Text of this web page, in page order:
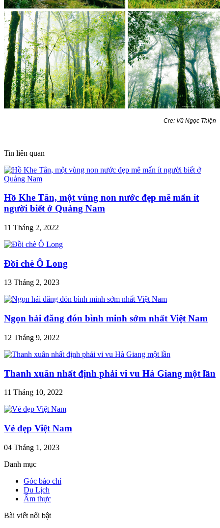
Cre: Vũ Ngọc Thiện
Tin liên quan
Hồ Khe Tân, một vùng non nước đẹp mê mẩn ít
người biết ở Quảng Nam
11 Tháng 2, 2022
Đồi chè Ô Long
13 Tháng 2, 2023
Ngọn hải đăng đón bình minh sớm nhất Việt Nam
12 Tháng 9, 2022
Thanh xuân nhất định phải vi vu Hà Giang một lần
11 Tháng 10, 2022
Vẻ đẹp Việt Nam
04 Tháng 1, 2023
Danh mục
Góc báo chí
Du Lịch
Ẩm thực
Bài viết nổi bật